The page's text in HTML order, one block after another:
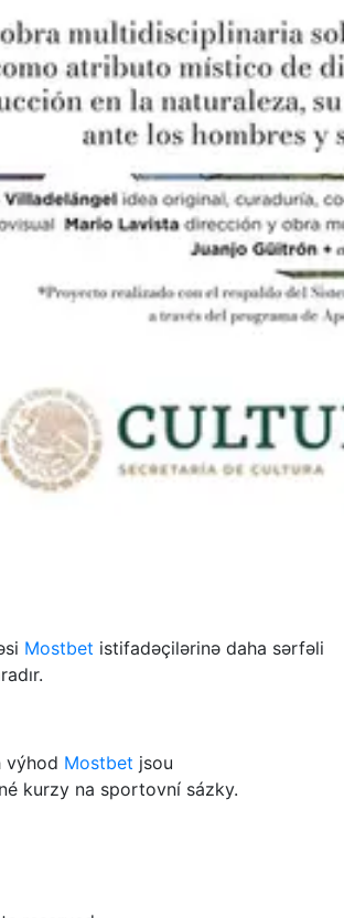
Mostbet istifadəçilərinə daha sərfəli
výhod Mostbet jsou
kurzy na sportovní sázky.